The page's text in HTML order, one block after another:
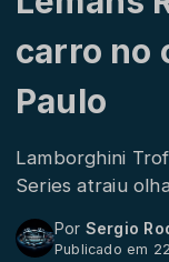
carro no
Paulo
Lamborghini
Series atraiu
Por Sergio
Publicado em